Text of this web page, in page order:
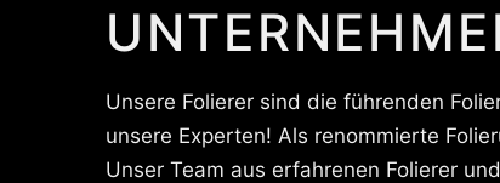
Unsere Folierer sind die führenden
unsere Experten! Als renommierte
Unser Team aus erfahrenen Folierer